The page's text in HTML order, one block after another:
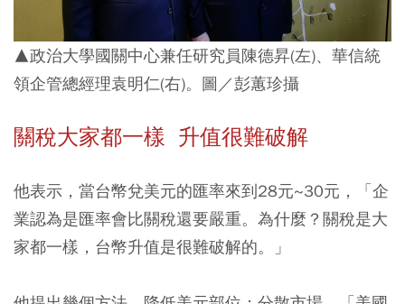
▲政治大學國關中心兼任研究員陳德昇(左)、華信統
領企管總經理袁明仁(右)。圖／彭蕙珍攝
關稅大家都一樣 升值很難破解
他表示，當台幣兌美元的匯率來到28元~30元，「企
業認為是匯率會比關稅還要嚴重。為什麼？關稅是大
家都一樣，台幣升值是很難破解的。」